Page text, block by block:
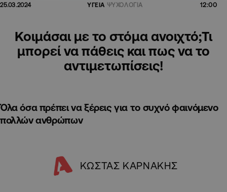
25.03.2024 ΥΓΕΙΑ ΨΥΧΟΛΟΓΙΑ 12:00
Κοιμάσαι με το στόμα ανοιχτό;Τι
μπορεί να πάθεις και πως να το
αντιμετωπίσεις!
Όλα όσα πρέπει να ξέρεις για το συχνό φαινόμενο
πολλών ανθρώπων
ΚΩΣΤΑΣ ΚΑΡΝΑΚΗΣ